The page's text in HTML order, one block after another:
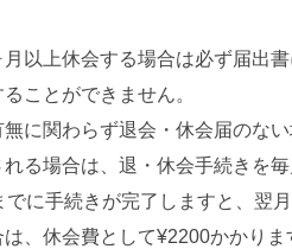
以上休会する場合は必ず届出
ことができません。
に関わらず退会・休会届のな
る場合は、退・休会手続きを
に手続きが完了しますと、翌
、休会費として¥2200かかりま